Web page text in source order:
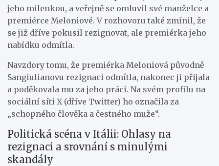
jeho milenkou, a veřejně se omluvil své manželce a
premiérce Meloniové. V rozhovoru také zmínil, že
se již dříve pokusil rezignovat, ale premiérka jeho
nabídku odmítla.
Navzdory tomu, že premiérka Meloniová původně
Sangiulianovu rezignaci odmítla, nakonec ji přijala
a poděkovala mu za jeho práci. Na svém profilu na
sociální síti X (dříve Twitter) ho označila za
„schopného člověka a čestného muže“.
Politická scéna v Itálii: Ohlasy na
rezignaci a srovnání s minulými
skandály